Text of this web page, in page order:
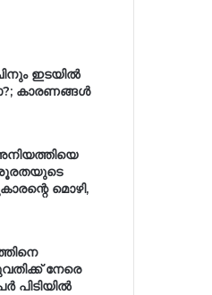
ഇടയിൽ
കാരണങ്ങള്‍
മൊഴി,
നേരെ
പിടിയിൽ